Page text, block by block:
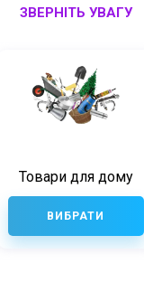
ЗВЕРНІТЬ УВАГУ
Товари для дому
ВИБРАТИ